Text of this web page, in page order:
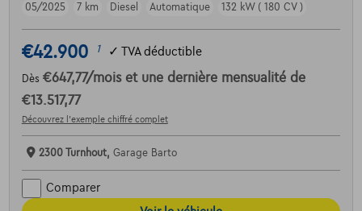
05/2025
7 km Diesel Automatique 132 kW ( 180 CV )
€42.900 1 ✓ TVA déductible
Dès €647,77/mois et une dernière mensualité de
€13.517,77
Découvrez l’exemple chiffré complet
2300 Turnhout, Garage Barto
Comparer